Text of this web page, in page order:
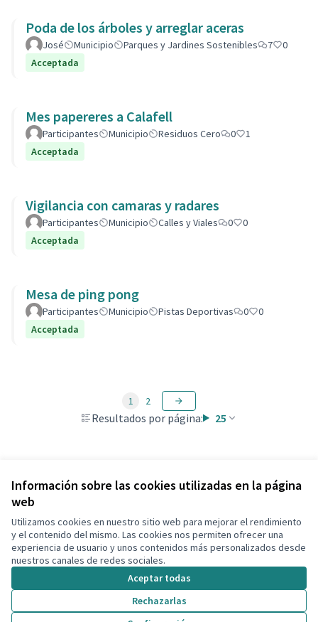
Información sobre las cookies utilizadas en la página
web
Utilizamos cookies en nuestro sitio web para mejorar el rendimiento
y el contenido del mismo. Las cookies nos permiten ofrecer una
experiencia de usuario y unos contenidos más personalizados desde
nuestros canales de redes sociales.
Aceptar todas
Rechazarlas
Poda de los árboles y arreglar aceras
José Municipio Parques y Jardines Sostenibles 7
0
Acceptada
Mes papereres a Calafell
Participantes Municipio Residuos Cero 0
1
Acceptada
Vigilancia con camaras y radares
Participantes Municipio Calles y Viales 0
0
Acceptada
Mesa de ping pong
Participantes Municipio Pistas Deportivas 0
0
Acceptada
Resultados por página: 25
1 2
Ver todas las propuestas retiradas
Términos y condiciones de uso
Configuración de cookies
Decidim Calafell en X
(Enlace externo)
Decidim Calafell en Facebook
Decidim Calafell en YouTube
Decidim Calafell en GitHub
(Enlace externo)
Con licencia
(Enlace